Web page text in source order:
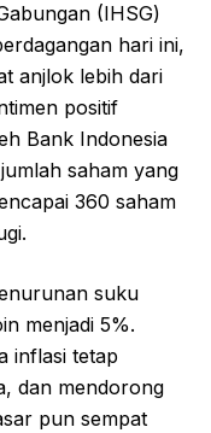
(IHSG)
hari ini,
anjlok lebih dari
positif
Bank Indonesia
saham yang
360 saham
suku
menjadi 5%.
inflasi tetap
dan mendorong
pun sempat